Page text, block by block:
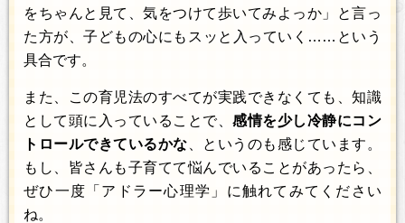
をちゃんと見て、気をつけて歩いてみよっか」と言っ
た方が、子どもの心にもスッと入っていく……という
具合です。
また、この育児法のすべてが実践できなくても、知識
として頭に入っていることで、感情を少し冷静にコン
トロールできているかな 、というのも感じています。
もし、皆さんも子育てて悩んでいることがあったら、
ぜひ一度「アドラー心理学」に触れてみてください
ね。